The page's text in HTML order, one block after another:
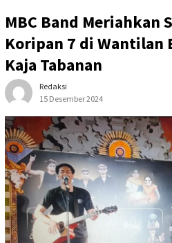
MBC Band Meriahkan
Koripan 7 di Wantilan
Kaja Tabanan
Redaksi
15 Desember 2024